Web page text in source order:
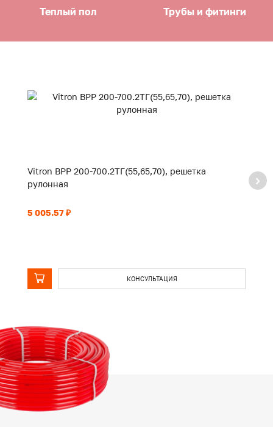
Теплый пол Трубы и фитинги
Vitron ВРР 200-700.2ТГ(55,65,70), решетка
рулонная
5 005.57 ₽
КОНСУЛЬТАЦИЯ